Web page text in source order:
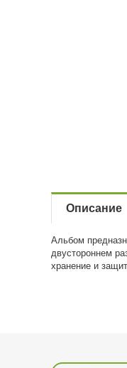
Описание
Альбом
двустороннем
хранение и